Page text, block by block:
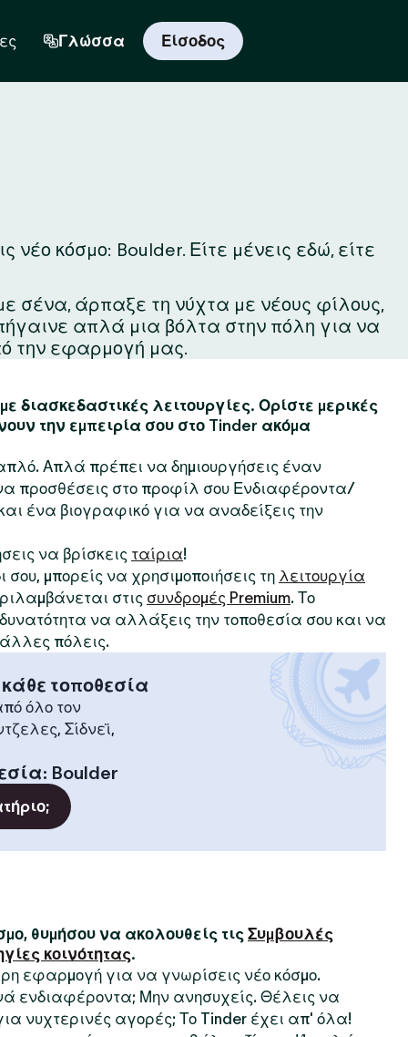
Γλώσσα Είσοδος
κόσμο: Boulder. Είτε μένεις εδώ, είτε
σένα, άρπαξε τη νύχτα με νέους φίλους,
απλά μια βόλτα στην πόλη για να
την εφαρμογή μας.
διασκεδαστικές λειτουργίες. Ορίστε μερικές
την εμπειρία σου στο Tinder ακόμα
Απλά πρέπει να δημιουργήσεις έναν
προσθέσεις στο προφίλ σου Ενδιαφέροντα/
ένα βιογραφικό για να αναδείξεις την
να βρίσκεις ταίρια!
σου, μπορείς να χρησιμοποιήσεις τη λειτουργία
στις συνδρομές Premium. Το
δυνατότητα να αλλάξεις την τοποθεσία σου και να
πόλεις.
τοποθεσία
όλο τον
Σίδνεϊ,
: Boulder
θυμήσου να ακολουθείς τις Συμβουλές
κοινότητας.
εφαρμογή για να γνωρίσεις νέο κόσμο.
ενδιαφέροντα; Μην ανησυχείς. Θέλεις να
νυχτερινές αγορές; Το Tinder έχει απ' όλα!